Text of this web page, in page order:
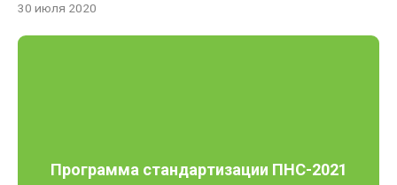
30 июля 2020
Программа стандартизации ПНС-2021